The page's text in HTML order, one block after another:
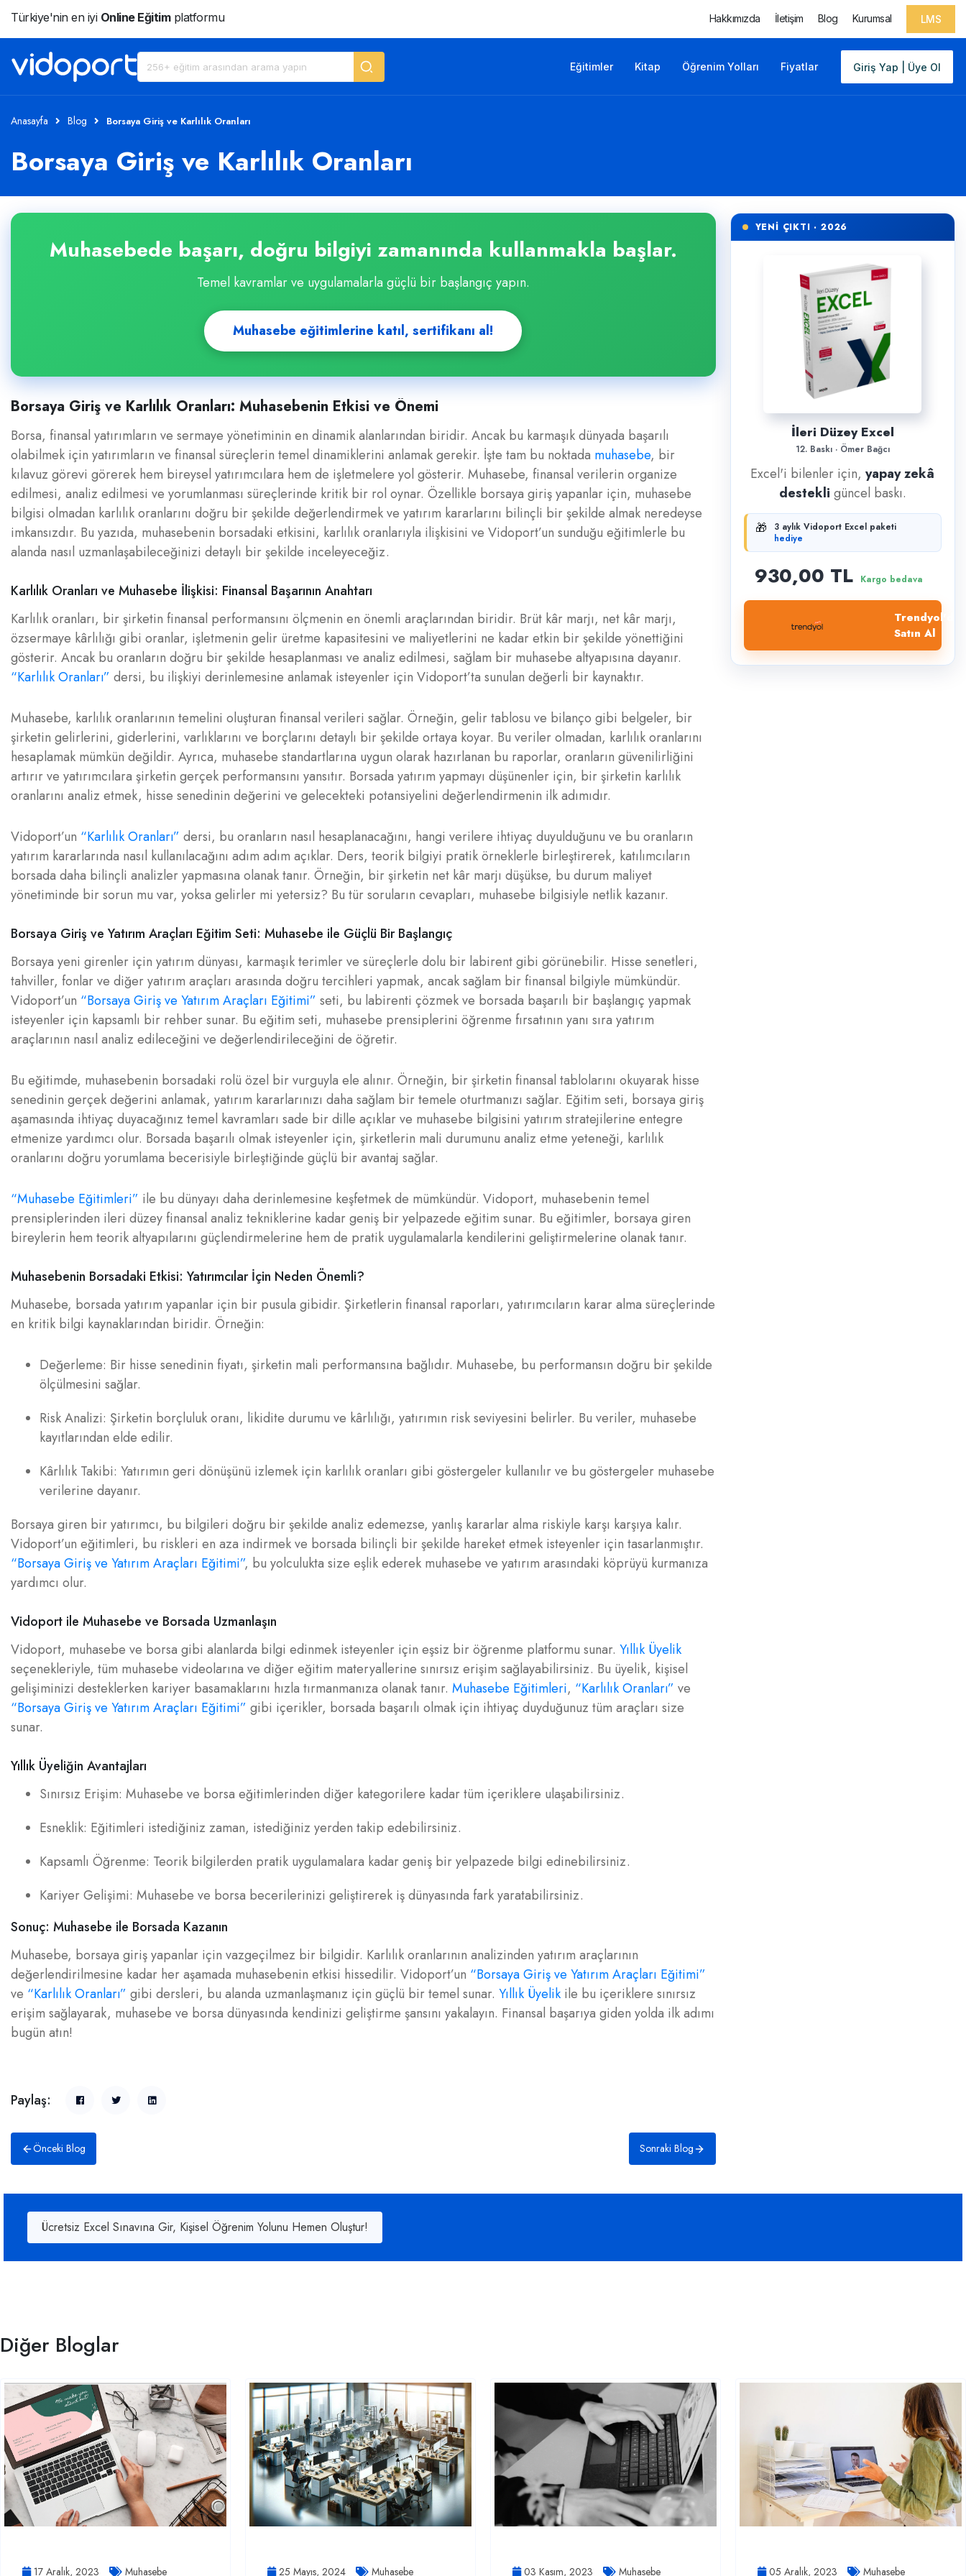
Türkiye'nin en iyi Online Eğitimplatformu Hakkımızda İletişim Blog Kurumsal LMS
Giriş Yap | Üye Ol
Eğitimler Kitap Öğrenim Yolları Fiyatlar
Anasayfa Blog Borsaya Giriş ve Karlılık Oranları
Borsaya Giriş ve Karlılık Oranları
Muhasebede başarı, doğru bilgiyi zamanında kullanmakla başlar.
Temel kavramlar ve uygulamalarla güçlü bir başlangıç yapın.
Muhasebe eğitimlerine katıl, sertifikanı al!
Borsaya Giriş ve Karlılık Oranları: Muhasebenin Etkisi ve Önemi
Borsa, finansal yatırımların ve sermaye yönetiminin en dinamik alanlarından biridir. Ancak bu karmaşık dünyada başarılı
olabilmek için yatırımların ve finansal süreçlerin temel dinamiklerini anlamak gerekir. İşte tam bu noktada muhasebe, bir
kılavuz görevi görerek hem bireysel yatırımcılara hem de işletmelere yol gösterir. Muhasebe, finansal verilerin organize
edilmesi, analiz edilmesi ve yorumlanması süreçlerinde kritik bir rol oynar. Özellikle borsaya giriş yapanlar için, muhasebe
bilgisi olmadan karlılık oranlarını doğru bir şekilde değerlendirmek ve yatırım kararlarını bilinçli bir şekilde almak neredeyse
imkansızdır. Bu yazıda, muhasebenin borsadaki etkisini, karlılık oranlarıyla ilişkisini ve Vidoport’un sunduğu eğitimlerle bu
alanda nasıl uzmanlaşabileceğinizi detaylı bir şekilde inceleyeceğiz.
Karlılık Oranları ve Muhasebe İlişkisi: Finansal Başarının Anahtarı
Karlılık oranları, bir şirketin finansal performansını ölçmenin en önemli araçlarından biridir. Brüt kâr marjı, net kâr marjı,
özsermaye kârlılığı gibi oranlar, işletmenin gelir üretme kapasitesini ve maliyetlerini ne kadar etkin bir şekilde yönettiğini
gösterir. Ancak bu oranların doğru bir şekilde hesaplanması ve analiz edilmesi, sağlam bir muhasebe altyapısına dayanır.
“Karlılık Oranları” dersi, bu ilişkiyi derinlemesine anlamak isteyenler için Vidoport’ta sunulan değerli bir kaynaktır.
Muhasebe, karlılık oranlarının temelini oluşturan finansal verileri sağlar. Örneğin, gelir tablosu ve bilanço gibi belgeler, bir
şirketin gelirlerini, giderlerini, varlıklarını ve borçlarını detaylı bir şekilde ortaya koyar. Bu veriler olmadan, karlılık oranlarını
hesaplamak mümkün değildir. Ayrıca, muhasebe standartlarına uygun olarak hazırlanan bu raporlar, oranların güvenilirliğini
artırır ve yatırımcılara şirketin gerçek performansını yansıtır. Borsada yatırım yapmayı düşünenler için, bir şirketin karlılık
oranlarını analiz etmek, hisse senedinin değerini ve gelecekteki potansiyelini değerlendirmenin ilk adımıdır.
Vidoport’un “Karlılık Oranları” dersi, bu oranların nasıl hesaplanacağını, hangi verilere ihtiyaç duyulduğunu ve bu oranların
yatırım kararlarında nasıl kullanılacağını adım adım açıklar. Ders, teorik bilgiyi pratik örneklerle birleştirerek, katılımcıların
borsada daha bilinçli analizler yapmasına olanak tanır. Örneğin, bir şirketin net kâr marjı düşükse, bu durum maliyet
yönetiminde bir sorun mu var, yoksa gelirler mi yetersiz? Bu tür soruların cevapları, muhasebe bilgisiyle netlik kazanır.
Borsaya Giriş ve Yatırım Araçları Eğitim Seti: Muhasebe ile Güçlü Bir Başlangıç
Borsaya yeni girenler için yatırım dünyası, karmaşık terimler ve süreçlerle dolu bir labirent gibi görünebilir. Hisse senetleri,
tahviller, fonlar ve diğer yatırım araçları arasında doğru tercihleri yapmak, ancak sağlam bir finansal bilgiyle mümkündür.
Vidoport’un “Borsaya Giriş ve Yatırım Araçları Eğitimi” seti, bu labirenti çözmek ve borsada başarılı bir başlangıç yapmak
isteyenler için kapsamlı bir rehber sunar. Bu eğitim seti, muhasebe prensiplerini öğrenme fırsatının yanı sıra yatırım
araçlarının nasıl analiz edileceğini ve değerlendirileceğini de öğretir.
Bu eğitimde, muhasebenin borsadaki rolü özel bir vurguyla ele alınır. Örneğin, bir şirketin finansal tablolarını okuyarak hisse
senedinin gerçek değerini anlamak, yatırım kararlarınızı daha sağlam bir temele oturtmanızı sağlar. Eğitim seti, borsaya giriş
aşamasında ihtiyaç duyacağınız temel kavramları sade bir dille açıklar ve muhasebe bilgisini yatırım stratejilerine entegre
etmenize yardımcı olur. Borsada başarılı olmak isteyenler için, şirketlerin mali durumunu analiz etme yeteneği, karlılık
oranlarını doğru yorumlama becerisiyle birleştiğinde güçlü bir avantaj sağlar.
“Muhasebe Eğitimleri” ile bu dünyayı daha derinlemesine keşfetmek de mümkündür. Vidoport, muhasebenin temel
prensiplerinden ileri düzey finansal analiz tekniklerine kadar geniş bir yelpazede eğitim sunar. Bu eğitimler, borsaya giren
bireylerin hem teorik altyapılarını güçlendirmelerine hem de pratik uygulamalarla kendilerini geliştirmelerine olanak tanır.
Muhasebenin Borsadaki Etkisi: Yatırımcılar İçin Neden Önemli?
Muhasebe, borsada yatırım yapanlar için bir pusula gibidir. Şirketlerin finansal raporları, yatırımcıların karar alma süreçlerinde
en kritik bilgi kaynaklarından biridir. Örneğin:
Değerleme: Bir hisse senedinin fiyatı, şirketin mali performansına bağlıdır. Muhasebe, bu performansın doğru bir şekilde
ölçülmesini sağlar.
Risk Analizi: Şirketin borçluluk oranı, likidite durumu ve kârlılığı, yatırımın risk seviyesini belirler. Bu veriler, muhasebe
kayıtlarından elde edilir.
Kârlılık Takibi: Yatırımın geri dönüşünü izlemek için karlılık oranları gibi göstergeler kullanılır ve bu göstergeler muhasebe
verilerine dayanır.
Borsaya giren bir yatırımcı, bu bilgileri doğru bir şekilde analiz edemezse, yanlış kararlar alma riskiyle karşı karşıya kalır.
Vidoport’un eğitimleri, bu riskleri en aza indirmek ve borsada bilinçli bir şekilde hareket etmek isteyenler için tasarlanmıştır.
“Borsaya Giriş ve Yatırım Araçları Eğitimi”, bu yolculukta size eşlik ederek muhasebe ve yatırım arasındaki köprüyü kurmanıza
yardımcı olur.
Vidoport ile Muhasebe ve Borsada Uzmanlaşın
Vidoport, muhasebe ve borsa gibi alanlarda bilgi edinmek isteyenler için eşsiz bir öğrenme platformu sunar. Yıllık Üyelik
seçenekleriyle, tüm muhasebe videolarına ve diğer eğitim materyallerine sınırsız erişim sağlayabilirsiniz. Bu üyelik, kişisel
gelişiminizi desteklerken kariyer basamaklarını hızla tırmanmanıza olanak tanır. Muhasebe Eğitimleri, “Karlılık Oranları” ve
“Borsaya Giriş ve Yatırım Araçları Eğitimi” gibi içerikler, borsada başarılı olmak için ihtiyaç duyduğunuz tüm araçları size
sunar.
Yıllık Üyeliğin Avantajları
Sınırsız Erişim: Muhasebe ve borsa eğitimlerinden diğer kategorilere kadar tüm içeriklere ulaşabilirsiniz.
Esneklik: Eğitimleri istediğiniz zaman, istediğiniz yerden takip edebilirsiniz.
Kapsamlı Öğrenme: Teorik bilgilerden pratik uygulamalara kadar geniş bir yelpazede bilgi edinebilirsiniz.
Kariyer Gelişimi: Muhasebe ve borsa becerilerinizi geliştirerek iş dünyasında fark yaratabilirsiniz.
Sonuç: Muhasebe ile Borsada Kazanın
Muhasebe, borsaya giriş yapanlar için vazgeçilmez bir bilgidir. Karlılık oranlarının analizinden yatırım araçlarının
değerlendirilmesine kadar her aşamada muhasebenin etkisi hissedilir. Vidoport’un “Borsaya Giriş ve Yatırım Araçları Eğitimi”
ve “Karlılık Oranları” gibi dersleri, bu alanda uzmanlaşmanız için güçlü bir temel sunar. Yıllık Üyelik ile bu içeriklere sınırsız
erişim sağlayarak, muhasebe ve borsa dünyasında kendinizi geliştirme şansını yakalayın. Finansal başarıya giden yolda ilk adımı
bugün atın!
Paylaş:
Önceki Blog Sonraki Blog
YENİ ÇIKTI · 2026
İleri Düzey Excel
12. Baskı · Ömer Bağcı
Excel'i bilenler için,yapay zekâ
destekli güncel baskı.
🎁
3 aylık Vidoport Excel paketi
hediye
930,00 TL Kargo bedava
Trendyol'dan
Satın Al
Ücretsiz Excel Sınavına Gir, Kişisel Öğrenim Yolunu Hemen Oluştur!
Diğer Bloglar
17 Aralık, 2023 Muhasebe 25 Mayıs, 2024 Muhasebe 03 Kasım, 2023 Muhasebe 05 Aralık, 2023 Muhasebe